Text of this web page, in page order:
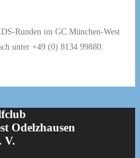
Runden im GC München-West
unter +49 (0) 8134 99880.
Odelzhausen
V.